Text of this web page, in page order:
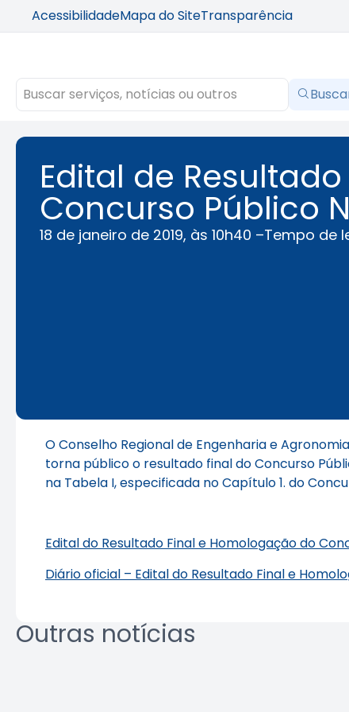
AcessibilidadeMapa do SiteTransparência
Edital de
Concurso Público
18 de janeiro de 2019, às 10h40 –Tempo de
O Conselho Regional de Engenharia e
torna público o resultado final do Concurso
na Tabela I, especificada no Capítulo 1. do
Edital do Resultado Final e Homologação do
Diário oficial – Edital do Resultado Final e
Outras notícias